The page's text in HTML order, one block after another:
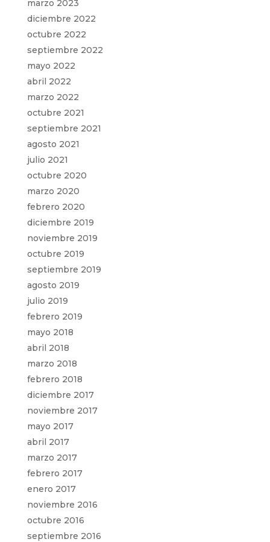
marzo 2023
diciembre 2022
octubre 2022
septiembre 2022
mayo 2022
abril 2022
marzo 2022
octubre 2021
septiembre 2021
agosto 2021
julio 2021
octubre 2020
marzo 2020
febrero 2020
diciembre 2019
noviembre 2019
octubre 2019
septiembre 2019
agosto 2019
julio 2019
febrero 2019
mayo 2018
abril 2018
marzo 2018
febrero 2018
diciembre 2017
noviembre 2017
mayo 2017
abril 2017
marzo 2017
febrero 2017
enero 2017
noviembre 2016
octubre 2016
septiembre 2016